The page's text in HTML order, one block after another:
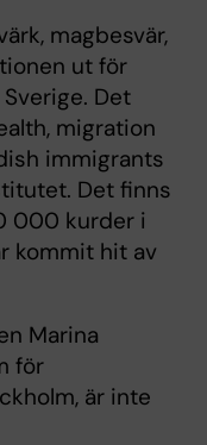
magbesvär,
ut för
Det
migration
immigrants
Det finns
000 kurder i
kommit hit av
Marina
för
är inte